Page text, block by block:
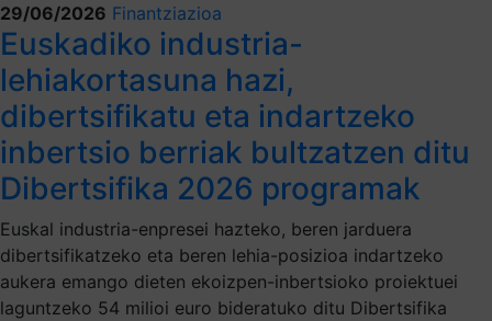
29/06/2026 Finantziazioa
Euskadiko industria-
lehiakortasuna hazi,
dibertsifikatu eta indartzeko
inbertsio berriak bultzatzen ditu
Dibertsifika 2026 programak
Euskal industria-enpresei hazteko, beren jarduera
dibertsifikatzeko eta beren lehia-posizioa indartzeko
aukera emango dieten ekoizpen-inbertsioko proiektuei
laguntzeko 54 milioi euro bideratuko ditu Dibertsifika